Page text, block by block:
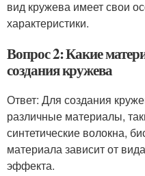
вид кружева имеет свои
характеристики.
Вопрос 2: Какие
создания кружева
Ответ: Для создания
различные материалы,
синтетические волокна,
материала зависит от
эффекта.